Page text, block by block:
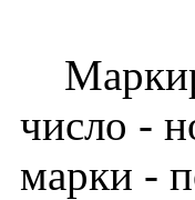
число -
марки -